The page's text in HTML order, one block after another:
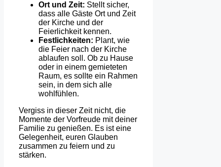
Ort und Zeit: Stellt sicher,
dass alle Gäste Ort und Zeit
der Kirche und der
Feierlichkeit kennen.
Festlichkeiten: Plant, wie
die Feier nach der Kirche
ablaufen soll. Ob zu Hause
oder in einem gemieteten
Raum, es sollte ein Rahmen
sein, in dem sich alle
wohlfühlen.
Vergiss in dieser Zeit nicht, die
Momente der Vorfreude mit deiner
Familie zu genießen. Es ist eine
Gelegenheit, euren Glauben
zusammen zu feiern und zu
stärken.